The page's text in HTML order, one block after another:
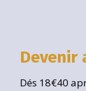
Devenir
Dés 18€40